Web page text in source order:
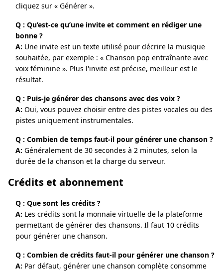
cliquez sur « Générer ».
Q : Qu’est-ce qu’une invite et comment en rédiger une
bonne ?
A: Une invite est un texte utilisé pour décrire la musique
souhaitée, par exemple : « Chanson pop entraînante avec
voix féminine ». Plus l'invite est précise, meilleur est le
résultat.
Q : Puis-je générer des chansons avec des voix ?
A: Oui, vous pouvez choisir entre des pistes vocales ou des
pistes uniquement instrumentales.
Q : Combien de temps faut-il pour générer une chanson ?
A: Généralement de 30 secondes à 2 minutes, selon la
durée de la chanson et la charge du serveur.
Crédits et abonnement
Q : Que sont les crédits ?
A: Les crédits sont la monnaie virtuelle de la plateforme
permettant de générer des chansons. Il faut 10 crédits
pour générer une chanson.
Q : Combien de crédits faut-il pour générer une chanson ?
A: Par défaut, générer une chanson complète consomme